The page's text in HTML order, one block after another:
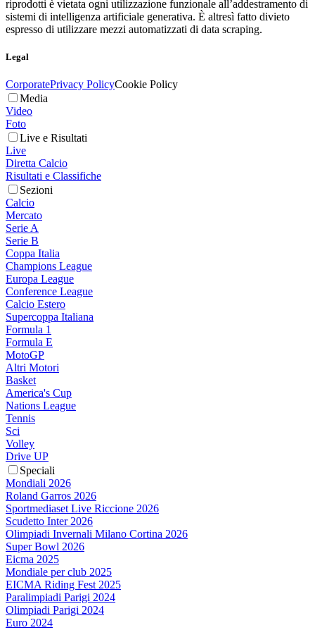
riprodotti è vietata ogni utilizzazione funzionale all’addestramento di
sistemi di intelligenza artificiale generativa. È altresì fatto divieto
espresso di utilizzare mezzi automatizzati di data scraping.
Legal
CorporatePrivacy PolicyCookie Policy
Media
Video
Foto
Live e Risultati
Live
Diretta Calcio
Risultati e Classifiche
Sezioni
Calcio
Mercato
Serie A
Serie B
Coppa Italia
Champions League
Europa League
Conference League
Calcio Estero
Supercoppa Italiana
Formula 1
Formula E
MotoGP
Altri Motori
Basket
America's Cup
Nations League
Tennis
Sci
Volley
Drive UP
Speciali
Mondiali 2026
Roland Garros 2026
Sportmediaset Live Riccione 2026
Scudetto Inter 2026
Olimpiadi Invernali Milano Cortina 2026
Super Bowl 2026
Eicma 2025
Mondiale per club 2025
EICMA Riding Fest 2025
Paralimpiadi Parigi 2024
Olimpiadi Parigi 2024
Euro 2024